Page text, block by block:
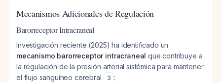
Mecanismos Adicionales de Regulación
Barorreceptor Intracraneal
Investigación reciente (2025) ha identificado un
mecanismo barorreceptor intracraneal que contribuye a
la regulación de la presión arterial sistémica para mantener
el flujo sanguíneo cerebral
3 :